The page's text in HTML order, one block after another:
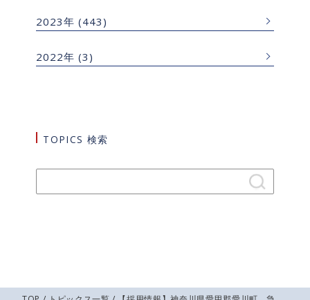
2023年 (443)
2022年 (3)
TOPICS 検索